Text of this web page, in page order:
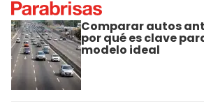
Comparar autos
por qué es clave
modelo ideal